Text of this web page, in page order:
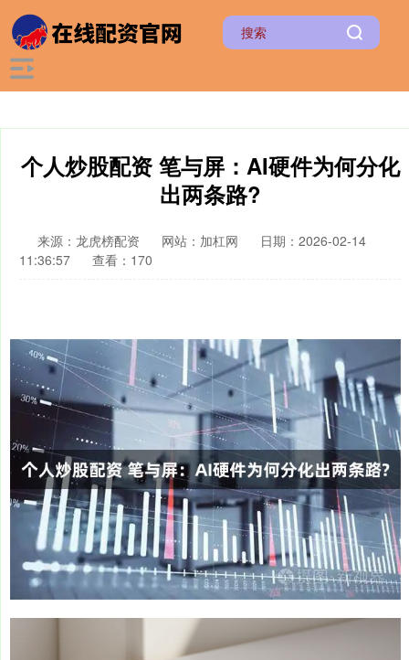
个人炒股配资 笔与屏：AI硬件为何分化
出两条路?
来源：龙虎榜配资 网站：加杠网
日期：2026-02-14
11:36:57
查看：170